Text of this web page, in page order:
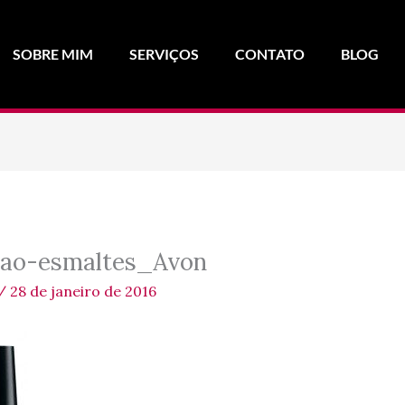
SOBRE MIM SERVIÇOS CONTATO BLOG
esmaltes_Avon
/ 28 de janeiro de 2016